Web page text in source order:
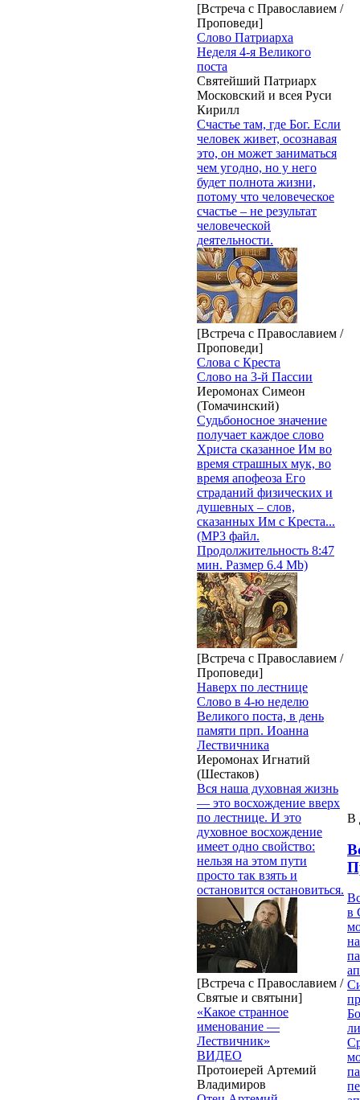
[Встреча с Православием /
Проповеди]
Слово Патриарха
Неделя 4-я Великого
поста
Святейший Патриарх
Московский и всея Руси
Кирилл
Счастье там, где Бог. Если
человек живет, осознавая
это, он может заниматься
чем угодно, но у него
будет полнота жизни,
потому что человеческое
счастье – не результат
человеческой
деятельности.
[Встреча с Православием /
Проповеди]
Слова с Креста
Слово на 3-й Пассии
Иеромонах Симеон
(Томачинский)
Судьбоносное значение
получает каждое слово
Христа сказанное Им во
время страшных мук, во
время апофеоза Его
страданий физических и
душевных – слов,
сказанных Им с Креста...
(MP3 файл.
Продолжительность 8:47
мин. Размер 6.4 Mb)
[Встреча с Православием /
Проповеди]
Наверх по лестнице
Слово в 4-ю неделю
Великого поста, в день
памяти прп. Иоанна
Лествичника
Иеромонах Игнатий
(Шестаков)
Вся наша духовная жизнь
— это восхождение вверх
по лестнице. И это
духовное восхождение
имеет одно свойство:
нельзя на этом пути
просто так взять и
остановится остановиться.
[Встреча с Православием /
Святые и святыни]
«Какое странное
именование —
Лествичник»
ВИДЕО
Протоиерей Артемий
Владимиров
В
в